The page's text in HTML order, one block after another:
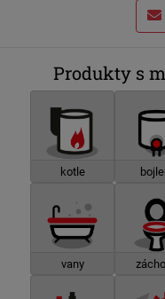
Produkty s
kotle
vany